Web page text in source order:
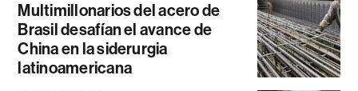
Multimillonarios del acero de
Brasil desafían el avance de
China en la siderurgia
latinoamericana